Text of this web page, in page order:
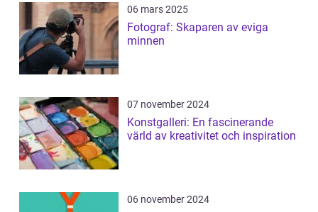
06 mars 2025
Fotograf: Skaparen av eviga
minnen
07 november 2024
Konstgalleri: En fascinerande
värld av kreativitet och inspiration
06 november 2024